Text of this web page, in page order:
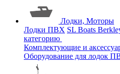
Лодки, Моторы
Лодки ПВХ SL Boats
категорию
Комплектующие и
Оборудование для лодок